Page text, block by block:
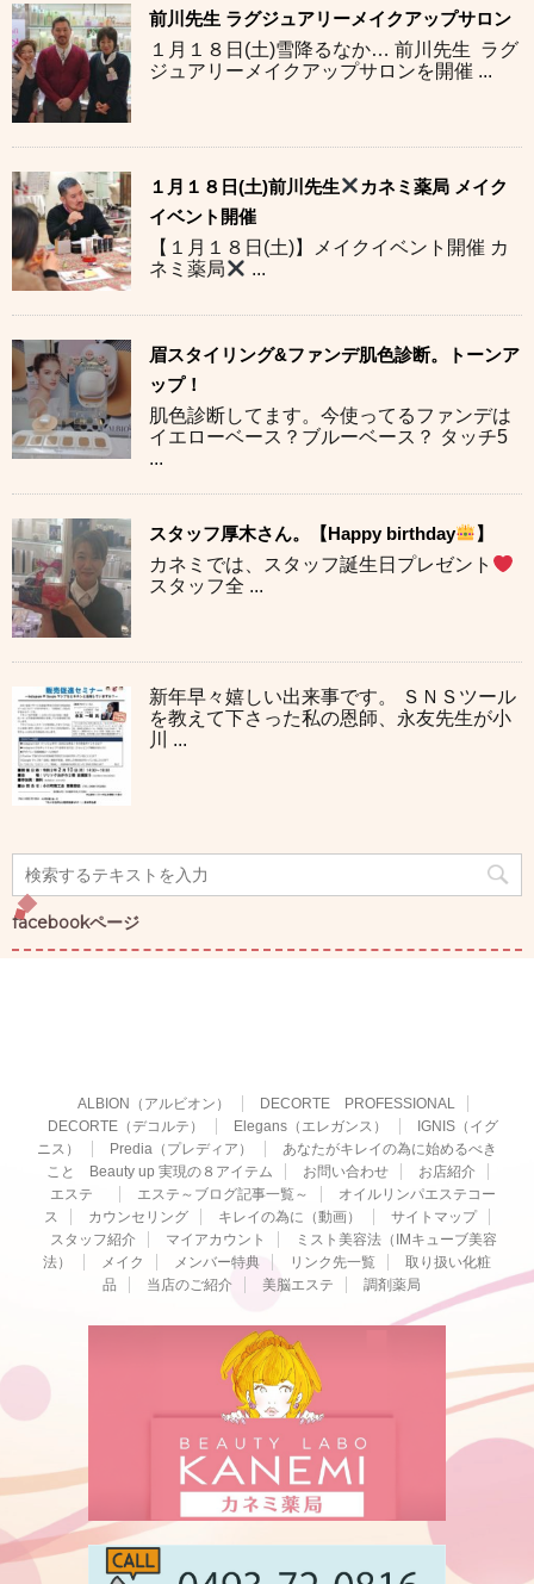
前川先生 ラグジュアリーメイクアップサロン
１月１８日(土)雪降るなか… 前川先生 ラグ
ジュアリーメイクアップサロンを開催 ...
１月１８日(土)前川先生
カネミ薬局 メイク
イベント開催
【１月１８日(土)】メイクイベント開催 カ
ネミ薬局
...
眉スタイリング&ファンデ肌色診断。トーンア
ップ！
肌色診断してます。今使ってるファンデは
イエローベース？ブルーベース？ タッチ5
...
スタッフ厚木さん。【Happy birthday
】
カネミでは、スタッフ誕生日プレゼント
スタッフ全 ...
新年早々嬉しい出来事です。 ＳＮＳツール
を教えて下さった私の恩師、永友先生が小
川 ...
facebookページ
ALBION（アルビオン）
DECORTE PROFESSIONAL
DECORTE（デコルテ）
Elegans（エレガンス）
IGNIS（イグ
ニス）
Predia（プレディア）
あなたがキレイの為に始めるべき
こと Beauty up 実現の８アイテム
お問い合わせ
お店紹介
エステ
エステ～ブログ記事一覧～
オイルリンパエステコー
ス
カウンセリング キレイの為に（動画）
サイトマップ
スタッフ紹介
マイアカウント
ミスト美容法（IMキューブ美容
法）
メイク メンバー特典 リンク先一覧
取り扱い化粧
品
当店のご紹介 美脳エステ 調剤薬局